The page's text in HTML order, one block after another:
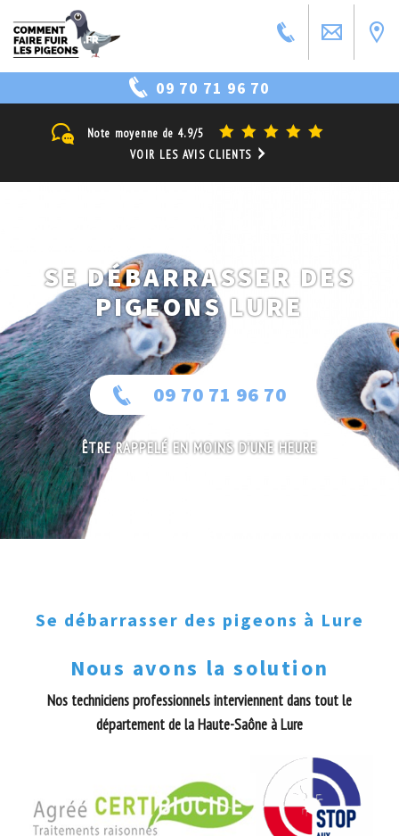
09 70 71 96 70
Note moyenne de 4.9/5
VOIR LES AVIS CLIENTS
SE DÉBARRASSER DES
PIGEONS LURE
09 70 71 96 70
ÊTRE RAPPELÉ EN MOINS D'UNE HEURE
Se débarrasser des pigeons à Lure
Nous avons la solution
Nos techniciens professionnels interviennent dans tout le
département de la Haute-Saône à Lure